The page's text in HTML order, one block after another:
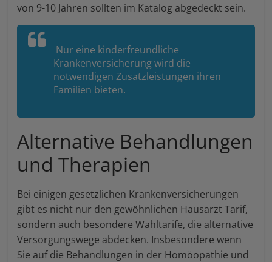
von 9-10 Jahren sollten im Katalog abgedeckt sein.
Nur eine kinderfreundliche
Krankenversicherung wird die
notwendigen Zusatzleistungen ihren
Familien bieten.
Alternative Behandlungen
und Therapien
Bei einigen gesetzlichen Krankenversicherungen
gibt es nicht nur den gewöhnlichen Hausarzt Tarif,
sondern auch besondere Wahltarife, die alternative
Versorgungswege abdecken. Insbesondere wenn
Sie auf die Behandlungen in der Homöopathie und